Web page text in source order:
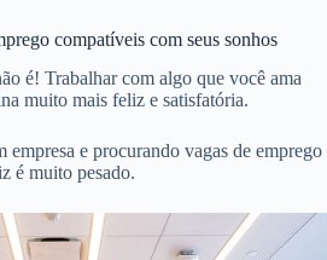
compatíveis com seus sonhos
é! Trabalhar com algo que você ama
muito mais feliz e satisfatória.
e procurando vagas de emprego
é muito pesado.